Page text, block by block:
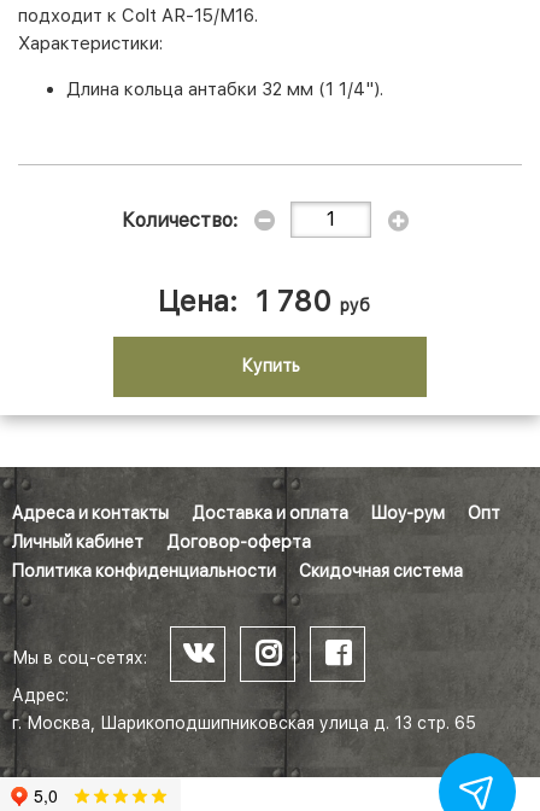
подходит к Colt AR-15/M16.
Характеристики:
Длина кольца антабки 32 мм (1 1/4").
Количество:
Цена: 1 780 руб
Купить
Адреса и контакты Доставка и оплата Шоу-рум
Опт
Личный кабинет
Договор-оферта
Политика конфиденциальности
Скидочная система
Мы в соц-сетях:
Адрес:
г. Москва, Шарикоподшипниковская улица д. 13 стр. 65